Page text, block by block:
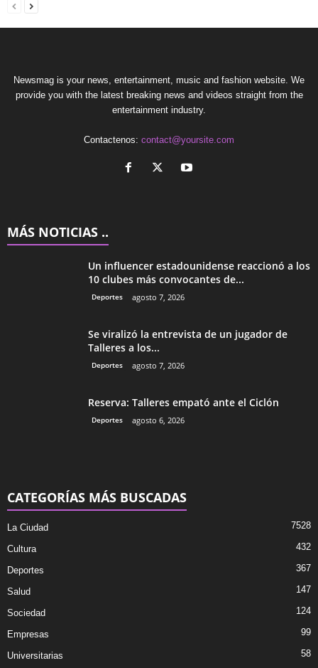
Newsmag is your news, entertainment, music and fashion website. We
provide you with the latest breaking news and videos straight from the
entertainment industry.
Contactenos: contact@yoursite.com
MÁS NOTICIAS ..
Un influencer estadounidense reaccionó a los
10 clubes más convocantes de...
Deportes agosto 7, 2026
Se viralizó la entrevista de un jugador de
Talleres a los...
Deportes agosto 7, 2026
Reserva: Talleres empató ante el Ciclón
Deportes agosto 6, 2026
CATEGORÍAS MÁS BUSCADAS
La Ciudad 7528
Cultura 432
Deportes 367
Salud 147
Sociedad 124
Empresas 99
Universitarias 58